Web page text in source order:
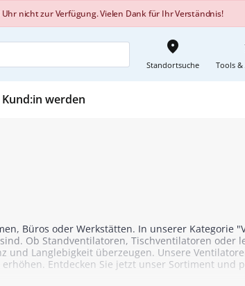
Uhr nicht zur Verfügung. Vielen Dank für Ihr Verständnis!
place
Standortsuche Tools &
Kund:in werden
Büros oder Werkstätten. In unserer Kategorie
Ob Standventilatoren, Tischventilatoren oder
und Langlebigkeit überzeugen. Unsere
Entdecken Sie jetzt unser Sortiment und